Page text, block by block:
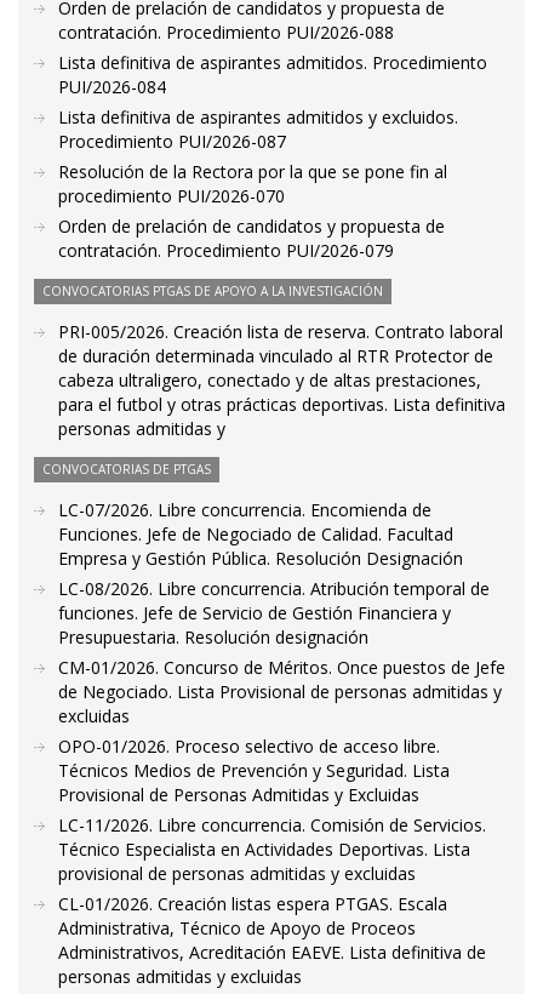
Orden de prelación de candidatos y propuesta de
contratación. Procedimiento PUI/2026-088
Lista definitiva de aspirantes admitidos. Procedimiento
PUI/2026-084
Lista definitiva de aspirantes admitidos y excluidos.
Procedimiento PUI/2026-087
Resolución de la Rectora por la que se pone fin al
procedimiento PUI/2026-070
Orden de prelación de candidatos y propuesta de
contratación. Procedimiento PUI/2026-079
CONVOCATORIAS PTGAS DE APOYO A LA INVESTIGACIÓN
PRI-005/2026. Creación lista de reserva. Contrato laboral
de duración determinada vinculado al RTR Protector de
cabeza ultraligero, conectado y de altas prestaciones,
para el futbol y otras prácticas deportivas. Lista definitiva
personas admitidas y
CONVOCATORIAS DE PTGAS
LC-07/2026. Libre concurrencia. Encomienda de
Funciones. Jefe de Negociado de Calidad. Facultad
Empresa y Gestión Pública. Resolución Designación
LC-08/2026. Libre concurrencia. Atribución temporal de
funciones. Jefe de Servicio de Gestión Financiera y
Presupuestaria. Resolución designación
CM-01/2026. Concurso de Méritos. Once puestos de Jefe
de Negociado. Lista Provisional de personas admitidas y
excluidas
OPO-01/2026. Proceso selectivo de acceso libre.
Técnicos Medios de Prevención y Seguridad. Lista
Provisional de Personas Admitidas y Excluidas
LC-11/2026. Libre concurrencia. Comisión de Servicios.
Técnico Especialista en Actividades Deportivas. Lista
provisional de personas admitidas y excluidas
CL-01/2026. Creación listas espera PTGAS. Escala
Administrativa, Técnico de Apoyo de Proceos
Administrativos, Acreditación EAEVE. Lista definitiva de
personas admitidas y excluidas